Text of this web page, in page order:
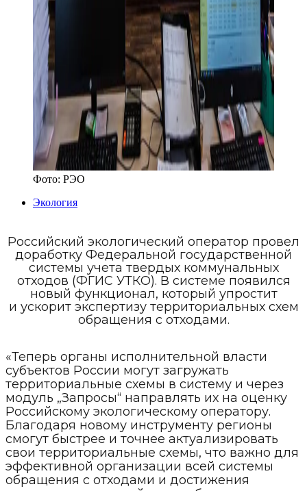
Фото: РЭО
Экология
Российский экологический оператор провел
доработку Федеральной государственной
системы учета твердых коммунальных
отходов (ФГИС УТКО). В системе появился
новый функционал, который упростит
и ускорит экспертизу территориальных схем
обращения с отходами.
«Теперь органы исполнительной власти
субъектов России могут загружать
территориальные схемы в систему и через
модуль „Запросы“ направлять их на оценку
Российскому экологическому оператору.
Благодаря новому инструменту регионы
смогут быстрее и точнее актуализировать
свои территориальные схемы, что важно для
эффективной организации всей системы
обращения с отходами и достижения